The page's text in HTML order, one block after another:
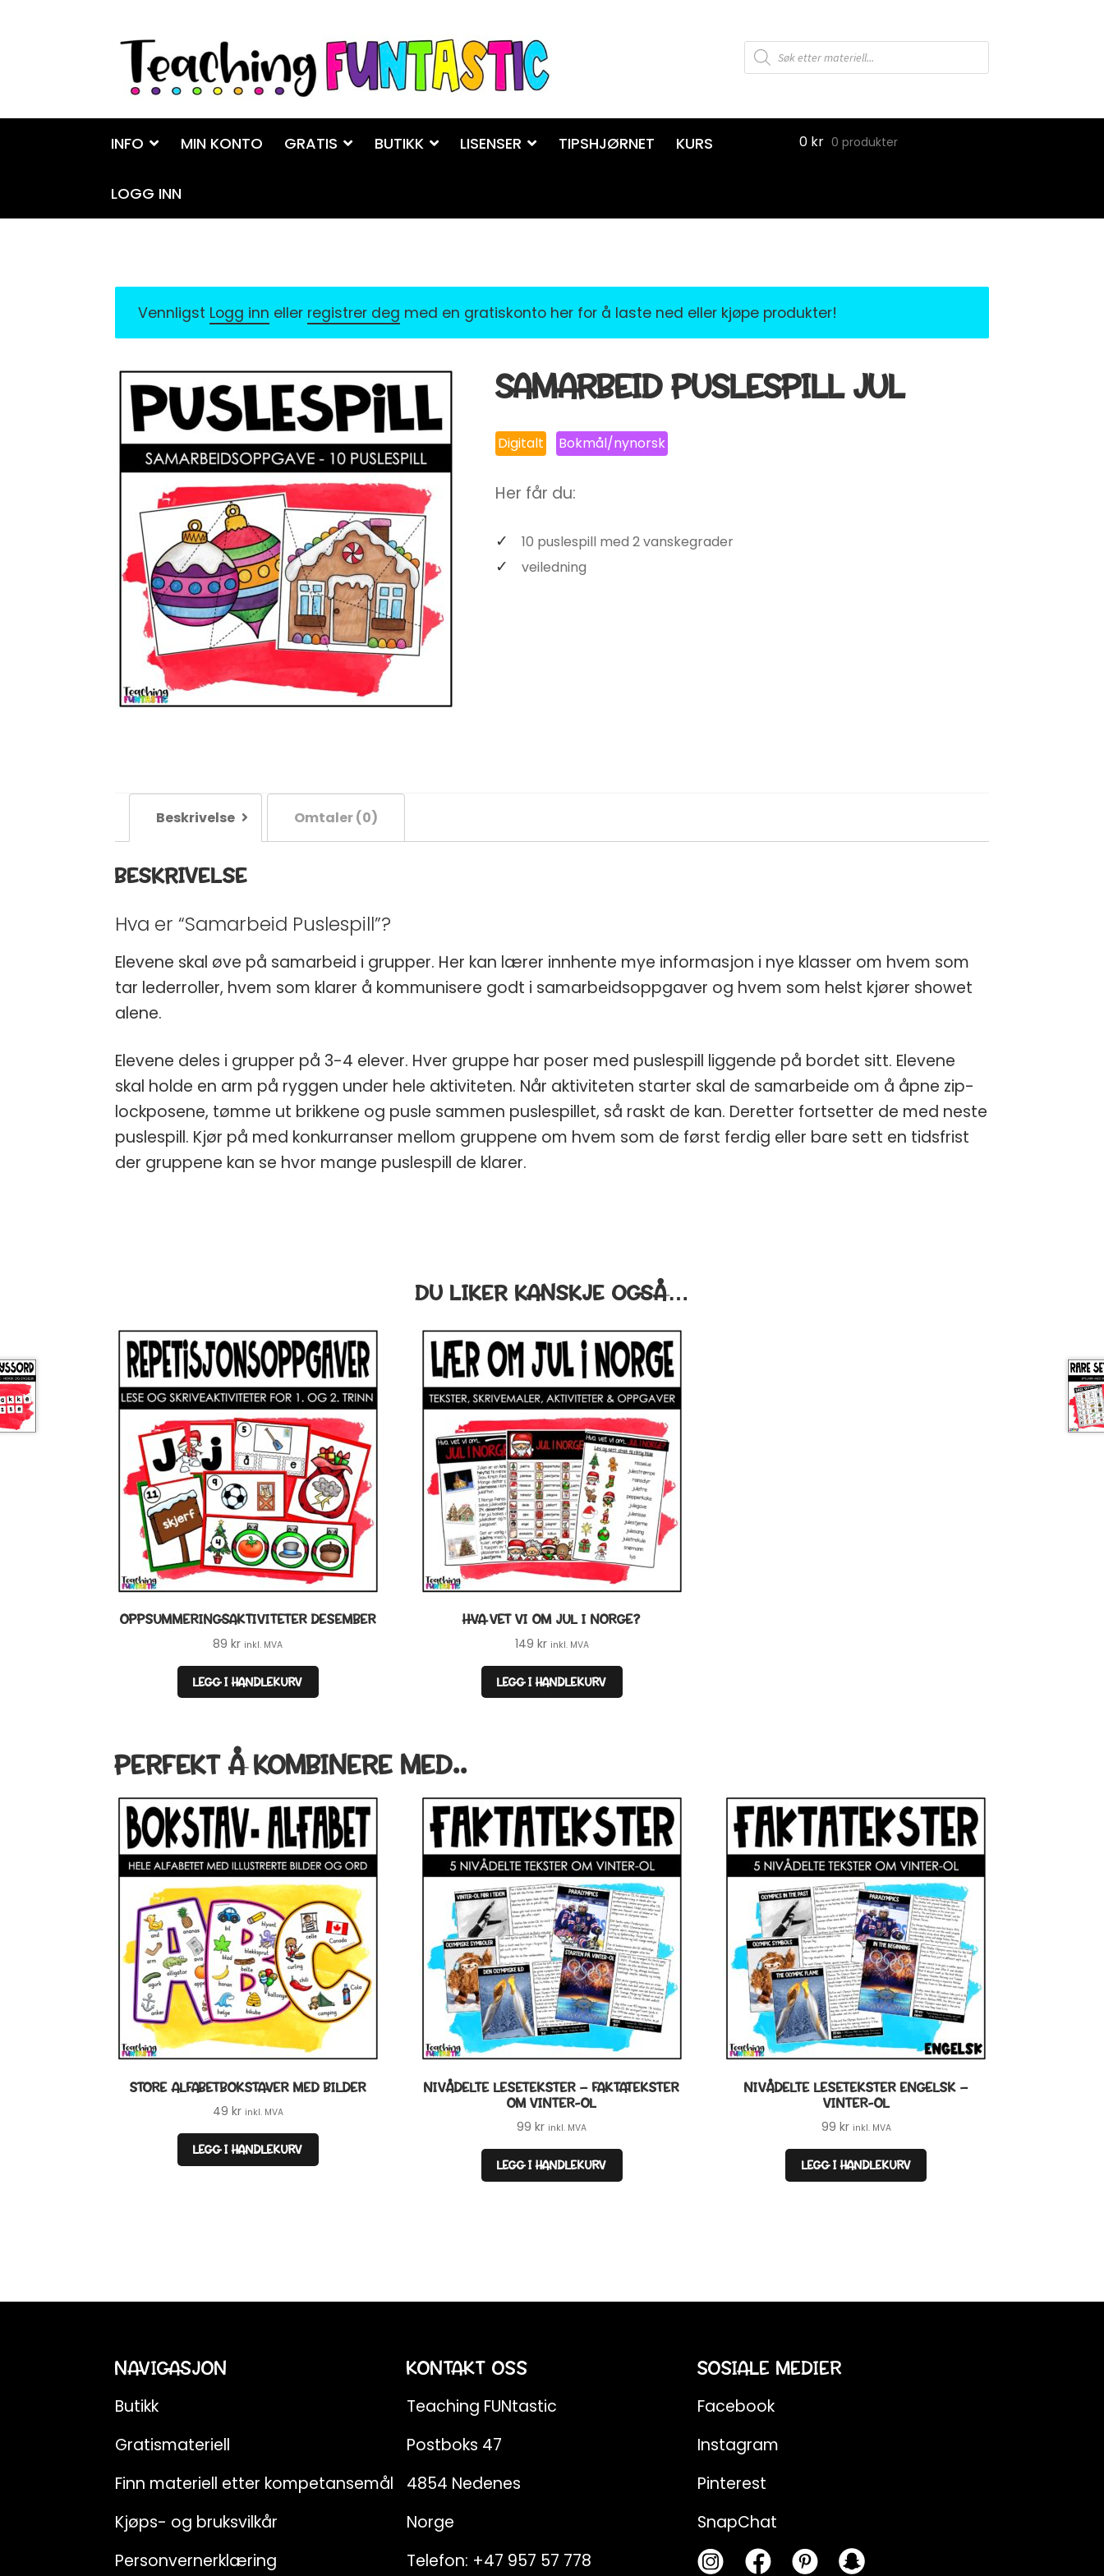
Hopp
navigasjon
Hopp
innhold
Products
search
INFO MIN KONTO GRATIS BUTIKK LISENSER TIPSHJØRNET KURS
LOGG INN
0 kr 0 produkter
Vennligst Logg inn eller registrer deg med en gratiskonto her for å laste ned eller kjøpe produkter!
SAMARBEID PUSLESPILL JUL
Digitalt Bokmål/nynorsk
Her får du:
10 puslespill med 2 vanskegrader
veiledning
Beskrivelse Omtaler (0)
BESKRIVELSE
Hva er “Samarbeid Puslespill”?
Elevene skal øve på samarbeid i grupper. Her kan lærer innhente mye informasjon i nye klasser om hvem som
tar lederroller, hvem som klarer å kommunisere godt i samarbeidsoppgaver og hvem som helst kjører showet
alene.
Elevene deles i grupper på 3-4 elever. Hver gruppe har poser med puslespill liggende på bordet sitt. Elevene
skal holde en arm på ryggen under hele aktiviteten. Når aktiviteten starter skal de samarbeide om å åpne zip-
lockposene, tømme ut brikkene og pusle sammen puslespillet, så raskt de kan. Deretter fortsetter de med neste
puslespill. Kjør på med konkurranser mellom gruppene om hvem som de først ferdig eller bare sett en tidsfrist
der gruppene kan se hvor mange puslespill de klarer.
DU LIKER KANSKJE OGSÅ…
OPPSUMMERINGSAKTIVITETER DESEMBER
89kr inkl. MVA
LEGG I HANDLEKURV
HVA VET VI OM JUL I NORGE?
149 kr inkl. MVA
LEGG I HANDLEKURV
PERFEKT Å KOMBINERE MED..
STORE ALFABETBOKSTAVER MED BILDER
49 kr inkl. MVA
LEGG I HANDLEKURV
NIVÅDELTE LESETEKSTER – FAKTATEKSTER
OM VINTER-OL
99kr inkl. MVA
LEGG I HANDLEKURV
NIVÅDELTE LESETEKSTER ENGELSK –
VINTER-OL
99 kr inkl. MVA
LEGG I HANDLEKURV
NAVIGASJON
Butikk
Gratismateriell
Finn materiell etter kompetansemål
Kjøps- og bruksvilkår
Personvernerklæring
KONTAKT OSS
Teaching FUNtastic
Postboks 47
4854 Nedenes
Norge
Telefon: +47 957 57 778
SOSIALE MEDIER
Facebook
Instagram
Pinterest
SnapChat